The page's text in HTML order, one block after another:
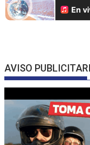
AVISO